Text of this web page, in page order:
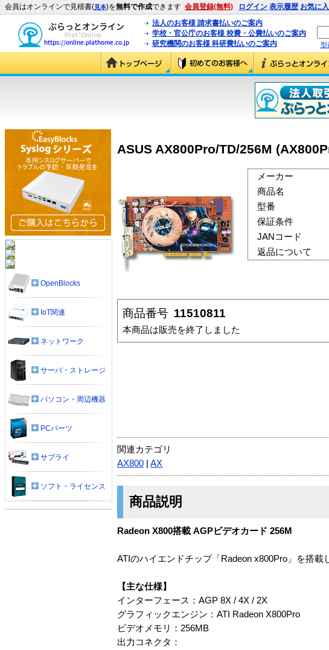
会員はオンラインで見積書(見本)を無料で作成できます 会員登録(無料) ログイン 表示履歴 お気に
法人のお客様 請求書払いのご案内
学校・官公庁のお客様 校費・公費払いのご案内
研究機関のお客様 科研費払いのご案内
型
ASUS AX800Pro/TD/256M
メーカー
商品名
型番
保証条件
JANコード
返品について
商品番号 11510811
本商品は販売を終了しました
関連カテゴリ
AX800
AX
商品説明
Radeon X800搭載 AGPビデオカード 256M
ATIのハイエンドチップ「Radeon x800Pro」を搭載
【主な仕様】
インターフェース：AGP 8X / 4X / 2X
グラフィックエンジン：ATI Radeon X800Pro
ビデオメモリ：256MB
出力コネクタ：
OpenBlocks
IoT関連
ネットワーク
サーバ・ストレージ
パソコン・周辺機器
PCパーツ
サプライ
ソフト・ライセンス